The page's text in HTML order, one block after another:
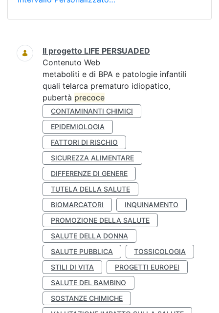
Ricerca
Il progetto LIFE PERSUADED
Contenuto Web
metaboliti e di BPA e patologie infantili
quali telarca prematuro idiopatico,
pubertà precoce
CONTAMINANTI CHIMICI
EPIDEMIOLOGIA
FATTORI DI RISCHIO
SICUREZZA ALIMENTARE
DIFFERENZE DI GENERE
TUTELA DELLA SALUTE
BIOMARCATORI
INQUINAMENTO
PROMOZIONE DELLA SALUTE
SALUTE DELLA DONNA
SALUTE PUBBLICA
TOSSICOLOGIA
STILI DI VITA
PROGETTI EUROPEI
SALUTE DEL BAMBINO
SOSTANZE CHIMICHE